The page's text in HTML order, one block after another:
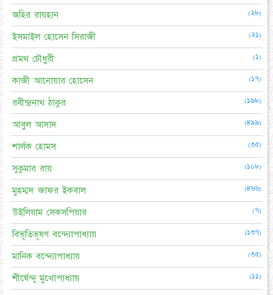
জহির রায়হান (২৮)
ইসমাইল হোসেন সিরাজী (২১)
প্রমথ চৌধুরী (১)
কাজী আনোয়ার হোসেন (১৭)
রবীন্দ্রনাথ ঠাকুর (১৯৮)
আবুল আসাদ (৪৯৯)
শার্লক হোমস (৩৫)
সুকুমার রায় (১০৮)
মুহম্মদ জাফর ইকবাল (৪৬৬)
উইলিয়াম সেকসপিয়ার (৭)
বিভূতিভূষণ বন্দ্যোপাধ্যায় (১৩৭)
মানিক বন্দ্যোপাধ্যায় (৩৫)
শীর্ষেন্দু মুখোপাধ্যায় (১১)